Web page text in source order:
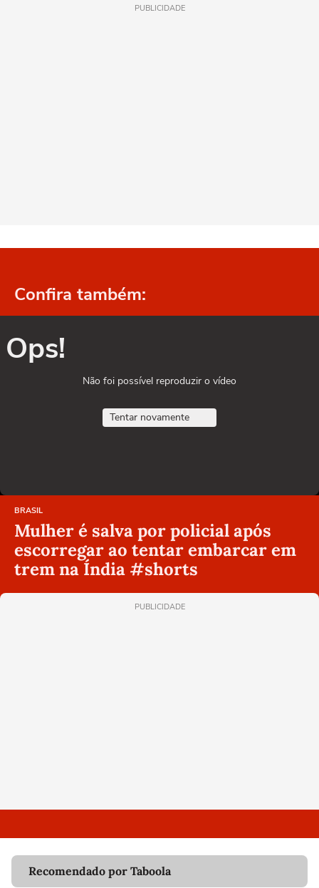
PUBLICIDADE
Confira também:
Ops!
Não foi possível reproduzir o vídeo
Tentar novamente
BRASIL
Mulher é salva por policial após
escorregar ao tentar embarcar em
trem na Índia #shorts
PUBLICIDADE
Recomendado por Taboola